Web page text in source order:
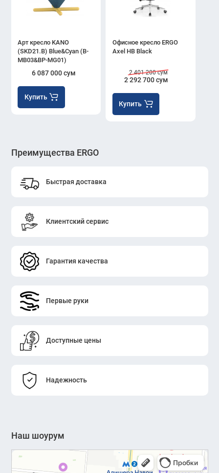
Арт кресло KANO
(SKD21.B) Blue&Cyan (B-
MB03&BP-MG01)
6 087 000 сум
Купить
Офисное кресло ERGO
Axel HB Black
2 292 700 сум
2 401 200 сум
Купить
Преимущества ERGO
Быстрая доставка
Клиентский сервис
Гарантия качества
Первые руки
Доступные цены
Надежность
Наш шоурум